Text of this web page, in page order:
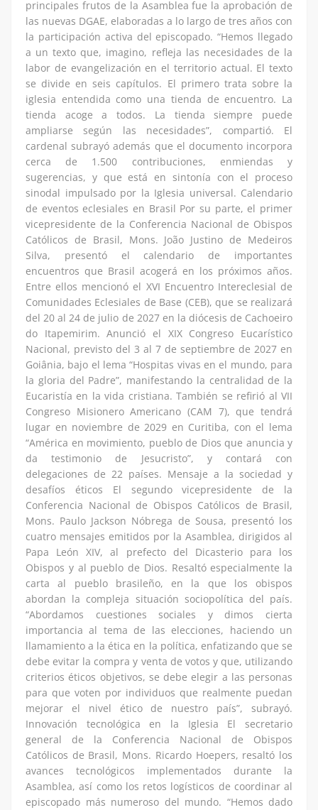
principales frutos de la Asamblea fue la aprobación de
las nuevas DGAE, elaboradas a lo largo de tres años con
la participación activa del episcopado. “Hemos llegado
a un texto que, imagino, refleja las necesidades de la
labor de evangelización en el territorio actual. El texto
se divide en seis capítulos. El primero trata sobre la
iglesia entendida como una tienda de encuentro. La
tienda acoge a todos. La tienda siempre puede
ampliarse según las necesidades”, compartió. El
cardenal subrayó además que el documento incorpora
cerca de 1.500 contribuciones, enmiendas y
sugerencias, y que está en sintonía con el proceso
sinodal impulsado por la Iglesia universal. Calendario
de eventos eclesiales en Brasil Por su parte, el primer
vicepresidente de la Conferencia Nacional de Obispos
Católicos de Brasil, Mons. João Justino de Medeiros
Silva, presentó el calendario de importantes
encuentros que Brasil acogerá en los próximos años.
Entre ellos mencionó el XVI Encuentro Intereclesial de
Comunidades Eclesiales de Base (CEB), que se realizará
del 20 al 24 de julio de 2027 en la diócesis de Cachoeiro
do Itapemirim. Anunció el XIX Congreso Eucarístico
Nacional, previsto del 3 al 7 de septiembre de 2027 en
Goiânia, bajo el lema “Hospitas vivas en el mundo, para
la gloria del Padre”, manifestando la centralidad de la
Eucaristía en la vida cristiana. También se refirió al VII
Congreso Misionero Americano (CAM 7), que tendrá
lugar en noviembre de 2029 en Curitiba, con el lema
“América en movimiento, pueblo de Dios que anuncia y
da testimonio de Jesucristo”, y contará con
delegaciones de 22 países. Mensaje a la sociedad y
desafíos éticos El segundo vicepresidente de la
Conferencia Nacional de Obispos Católicos de Brasil,
Mons. Paulo Jackson Nóbrega de Sousa, presentó los
cuatro mensajes emitidos por la Asamblea, dirigidos al
Papa León XIV, al prefecto del Dicasterio para los
Obispos y al pueblo de Dios. Resaltó especialmente la
carta al pueblo brasileño, en la que los obispos
abordan la compleja situación sociopolítica del país.
“Abordamos cuestiones sociales y dimos cierta
importancia al tema de las elecciones, haciendo un
llamamiento a la ética en la política, enfatizando que se
debe evitar la compra y venta de votos y que, utilizando
criterios éticos objetivos, se debe elegir a las personas
para que voten por individuos que realmente puedan
mejorar el nivel ético de nuestro país”, subrayó.
Innovación tecnológica en la Iglesia El secretario
general de la Conferencia Nacional de Obispos
Católicos de Brasil, Mons. Ricardo Hoepers, resaltó los
avances tecnológicos implementados durante la
Asamblea, así como los retos logísticos de coordinar al
episcopado más numeroso del mundo. “Hemos dado